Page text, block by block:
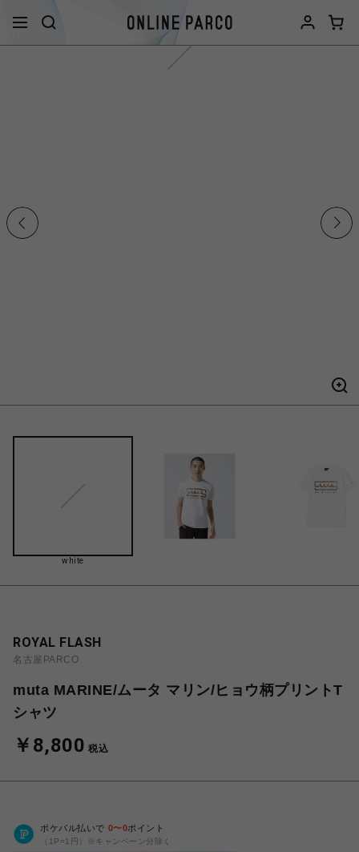
white
ROYAL FLASH
名古屋PARCO
muta MARINE/ムータ マリン/ヒョウ柄プリントT
シャツ
￥8,800 税込
ポケパル払いで 0〜0ポイント
（1P=1円）※キャンペーン分除く